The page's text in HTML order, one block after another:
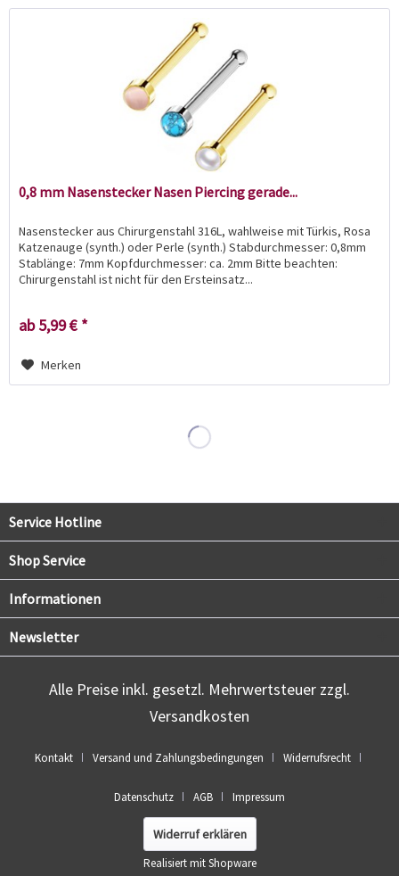
0,8 mm Nasenstecker Nasen Piercing gerade...
Nasenstecker aus Chirurgenstahl 316L, wahlweise mit Türkis, Rosa
Katzenauge (synth.) oder Perle (synth.) Stabdurchmesser: 0,8mm
Stablänge: 7mm Kopfdurchmesser: ca. 2mm Bitte beachten:
Chirurgenstahl ist nicht für den Ersteinsatz...
ab 5,99 € *
Merken
Service Hotline
Shop Service
Informationen
Newsletter
Alle Preise inkl. gesetzl. Mehrwertsteuer zzgl.
Versandkosten
Kontakt Versand und Zahlungsbedingungen Widerrufsrecht
Datenschutz AGB Impressum
Widerruf erklären
Realisiert mit Shopware